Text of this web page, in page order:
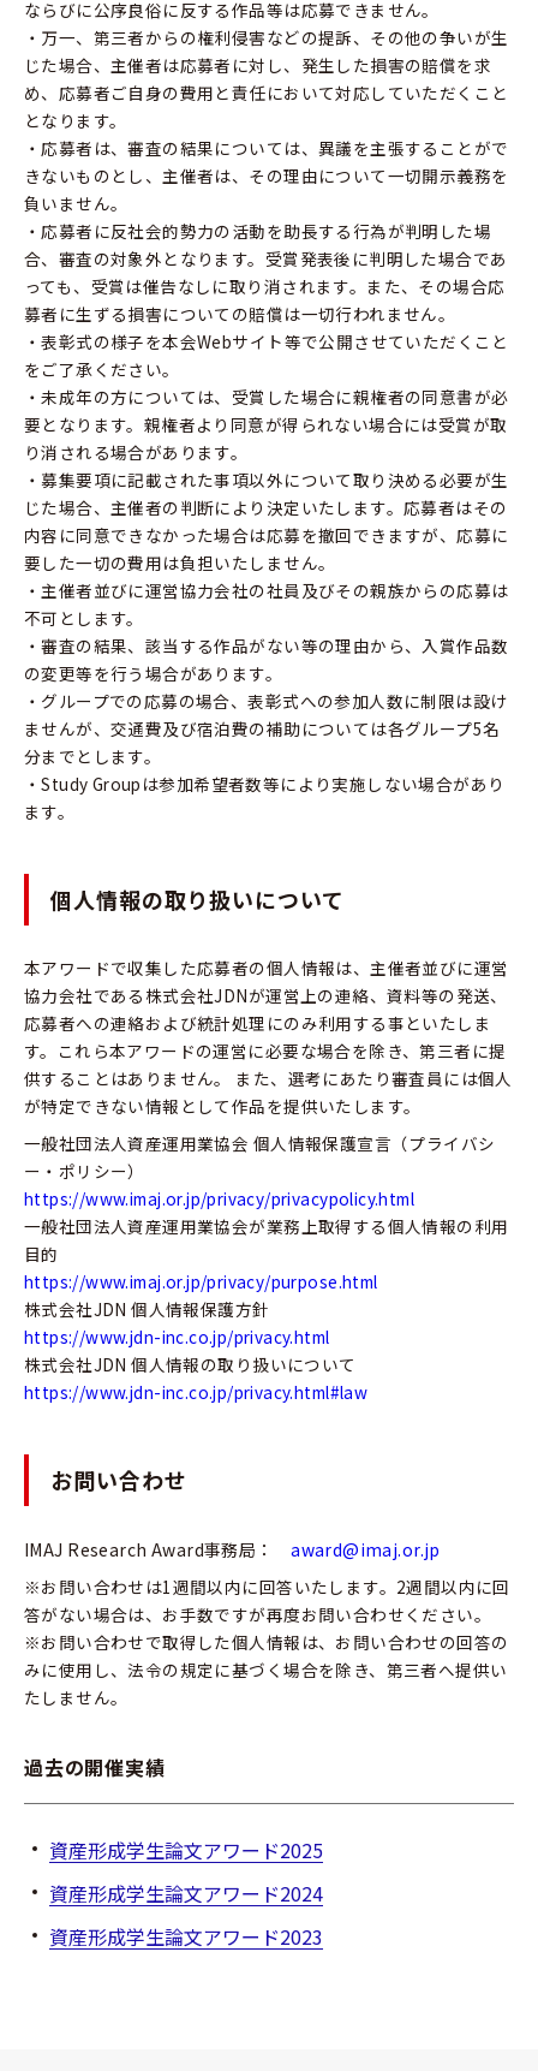
ならびに公序良俗に反する作品等は応募できません。
・万一、第三者からの権利侵害などの提訴、その他の争いが生
じた場合、主催者は応募者に対し、発生した損害の賠償を求
め、応募者ご自身の費用と責任において対応していただくこと
となります。
・応募者は、審査の結果については、異議を主張することがで
きないものとし、主催者は、その理由について一切開示義務を
負いません。
・応募者に反社会的勢力の活動を助長する行為が判明した場
合、審査の対象外となります。受賞発表後に判明した場合であ
っても、受賞は催告なしに取り消されます。また、その場合応
募者に生ずる損害についての賠償は一切行われません。
・表彰式の様子を本会Webサイト等で公開させていただくこと
をご了承ください。
・未成年の方については、受賞した場合に親権者の同意書が必
要となります。親権者より同意が得られない場合には受賞が取
り消される場合があります。
・募集要項に記載された事項以外について取り決める必要が生
じた場合、主催者の判断により決定いたします。応募者はその
内容に同意できなかった場合は応募を撤回できますが、応募に
要した一切の費用は負担いたしません。
・主催者並びに運営協力会社の社員及びその親族からの応募は
不可とします。
・審査の結果、該当する作品がない等の理由から、入賞作品数
の変更等を行う場合があります。
・グループでの応募の場合、表彰式への参加人数に制限は設け
ませんが、交通費及び宿泊費の補助については各グループ5名
分までとします。
・Study Groupは参加希望者数等により実施しない場合があり
ます。
個人情報の取り扱いについて
本アワードで収集した応募者の個人情報は、主催者並びに運営
協力会社である株式会社JDNが運営上の連絡、資料等の発送、
応募者への連絡および統計処理にのみ利用する事といたしま
す。これら本アワードの運営に必要な場合を除き、第三者に提
供することはありません。 また、選考にあたり審査員には個人
が特定できない情報として作品を提供いたします。
一般社団法人資産運用業協会 個人情報保護宣言（プライバシ
ー・ポリシー）
https://www.imaj.or.jp/privacy/privacypolicy.html
一般社団法人資産運用業協会が業務上取得する個人情報の利用
目的
https://www.imaj.or.jp/privacy/purpose.html
株式会社JDN 個人情報保護方針
https://www.jdn-inc.co.jp/privacy.html
株式会社JDN 個人情報の取り扱いについて
https://www.jdn-inc.co.jp/privacy.html#law
お問い合わせ
IMAJ Research Award事務局：award@imaj.or.jp
※お問い合わせは1週間以内に回答いたします。2週間以内に回
答がない場合は、お手数ですが再度お問い合わせください。
※お問い合わせで取得した個人情報は、お問い合わせの回答の
みに使用し、法令の規定に基づく場合を除き、第三者へ提供い
たしません。
過去の開催実績
資産形成学生論文アワード2025
資産形成学生論文アワード2024
資産形成学生論文アワード2023